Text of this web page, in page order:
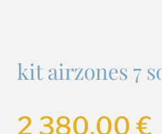
kit airzones 7
2 380,00€